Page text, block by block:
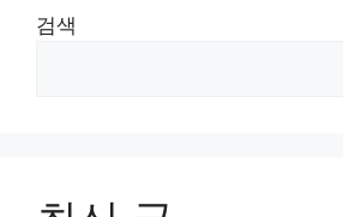
검색